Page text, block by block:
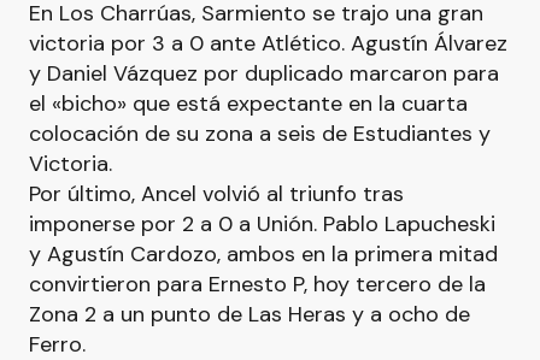
En Los Charrúas, Sarmiento se trajo una gran
victoria por 3 a 0 ante Atlético. Agustín Álvarez
y Daniel Vázquez por duplicado marcaron para
el «bicho» que está expectante en la cuarta
colocación de su zona a seis de Estudiantes y
Victoria.
Por último, Ancel volvió al triunfo tras
imponerse por 2 a 0 a Unión. Pablo Lapucheski
y Agustín Cardozo, ambos en la primera mitad
convirtieron para Ernesto P, hoy tercero de la
Zona 2 a un punto de Las Heras y a ocho de
Ferro.